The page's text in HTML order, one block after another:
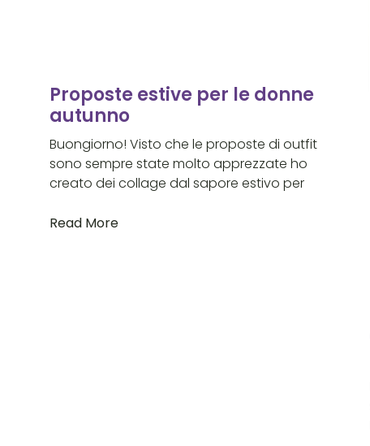
Proposte estive per le donne
autunno
Buongiorno! Visto che le proposte di outfit
sono sempre state molto apprezzate ho
creato dei collage dal sapore estivo per
Read More